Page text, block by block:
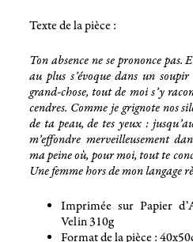
Texte de la pièce :
Ton absence ne se prononce pas.
au plus s’évoque dans un
grand-chose, tout de moi s’y
cendres. Comme je grignote nos
de ta peau, de tes yeux :
m’effondre merveilleusement
ma peine où, pour moi, tout te
Une femme hors de mon langage
Imprimée sur Papier
Velin 310g
Format de la pièce :